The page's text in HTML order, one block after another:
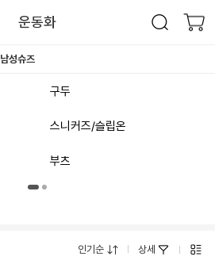
운동화
남성슈즈
구두
스니커즈/슬립온
부츠
인기순 상세